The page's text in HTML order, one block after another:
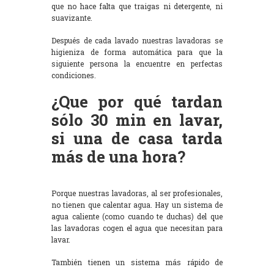
que no hace falta que traigas ni detergente, ni
suavizante.
Después de cada lavado nuestras lavadoras se
higieniza de forma automática para que la
siguiente persona la encuentre en perfectas
condiciones.
¿Que por qué tardan
sólo 30 min en lavar,
si una de casa tarda
más de una hora?
Porque nuestras lavadoras, al ser profesionales,
no tienen que calentar agua. Hay un sistema de
agua caliente (como cuando te duchas) del que
las lavadoras cogen el agua que necesitan para
lavar.
También tienen un sistema más rápido de